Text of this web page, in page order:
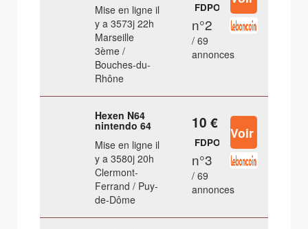
Mise en ligne il
y a 3573j 22h
Marseille
3ème /
Bouches-du-
Rhône
FDPOUT
n°2
/ 69
annonces
Hexen N64
nintendo 64
Mise en ligne il
y a 3580j 20h
Clermont-
Ferrand / Puy-
de-Dôme
10 €
FDPOUT
n°3
/ 69
annonces